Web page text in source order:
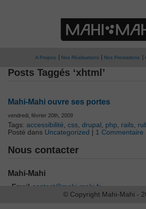
A Propos Nos Réalisations Nos Prestations
Posts Taggés ‘xhtml’
Mahi-Mahi ouvre ses portes
vendredi, février 20th, 2009
Tags: accessibilité, css, drupal , php, rails,
Posté dans Uncategorized 1 Commentaire
Nous contacter
Mahi-Mahi
Email contact@mahi-mahi.fr
© Copyright Mahi-Mahi -